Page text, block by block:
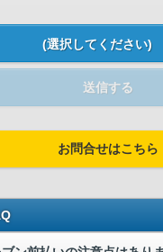
(選択してください)
送信する
お問合せはこちら